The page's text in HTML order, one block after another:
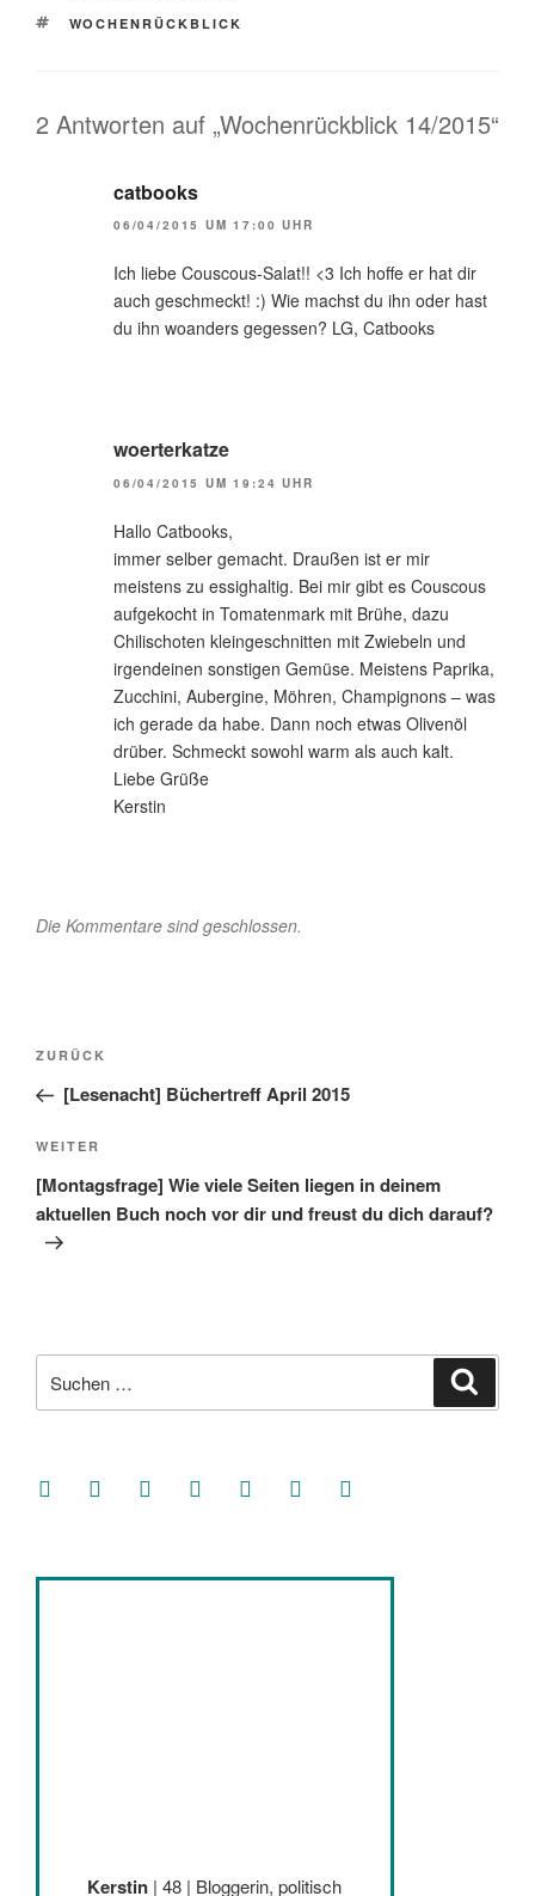
SCHLAGWÖRTER
WOCHENRÜCKBLICK
2 Antworten auf „Wochenrückblick 14/2015“
catbooks
06/04/2015 UM 17:00 UHR
Ich liebe Couscous-Salat!! <3 Ich hoffe er hat dir
auch geschmeckt! :) Wie machst du ihn oder hast
du ihn woanders gegessen? LG, Catbooks
woerterkatze
06/04/2015 UM 19:24 UHR
Hallo Catbooks,
immer selber gemacht. Draußen ist er mir
meistens zu essighaltig. Bei mir gibt es Couscous
aufgekocht in Tomatenmark mit Brühe, dazu
Chilischoten kleingeschnitten mit Zwiebeln und
irgendeinen sonstigen Gemüse. Meistens Paprika,
Zucchini, Aubergine, Möhren, Champignons – was
ich gerade da habe. Dann noch etwas Olivenöl
drüber. Schmeckt sowohl warm als auch kalt.
Liebe Grüße
Kerstin
Die Kommentare sind geschlossen.
Beitragsnavigation
Vorheriger
Beitrag
ZURÜCK
[Lesenacht] Büchertreff April 2015
Nächster
Beitrag
WEITER
[Montagsfrage] Wie viele Seiten liegen in deinem
aktuellen Buch noch vor dir und freust du dich darauf?
nach:
facebooksoundcloud
twitter mastodoninstagramthreads goodreads
Kerstin | 48 | Bloggerin, politisch